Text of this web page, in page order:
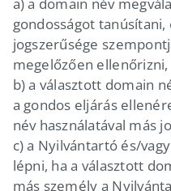
gondosságot tanúsítani,
jogszerűsége
megelőzően ellenőrizni,
b) a választott domain
a gondos eljárás
név használatával más
c) a Nyilvántartó és/
lépni, ha a választott
más személy a